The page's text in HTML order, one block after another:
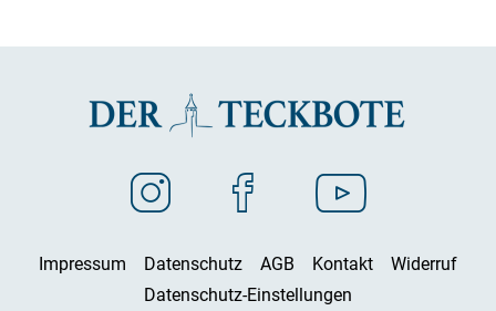
Impressum Datenschutz AGB Kontakt
Widerruf
Datenschutz-Einstellungen